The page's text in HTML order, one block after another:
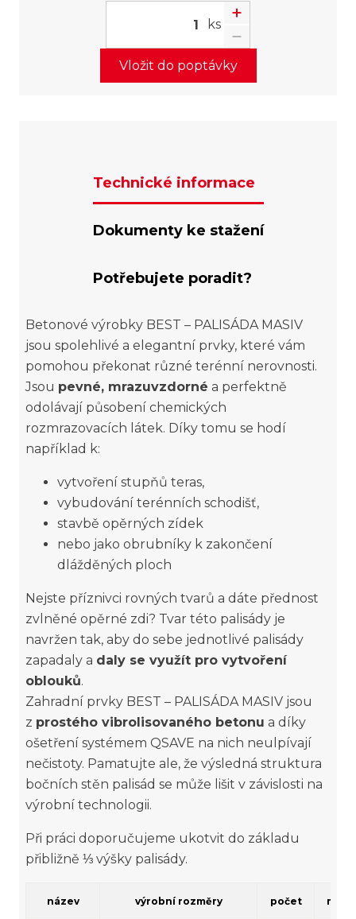
ks
Vložit do poptávky
Technické informace
Dokumenty ke stažení
Potřebujete poradit?
Betonové výrobky BEST – PALISÁDA MASIV
jsou spolehlivé a elegantní prvky, které vám
pomohou překonat různé terénní nerovnosti.
Jsou pevné, mrazuvzdorné a perfektně
odolávají působení chemických
rozmrazovacích látek. Díky tomu se hodí
například k:
vytvoření stupňů teras,
vybudování terénních schodišť,
stavbě opěrných zídek
nebo jako obrubníky k zakončení
dlážděných ploch
Nejste příznivci rovných tvarů a dáte přednost
zvlněné opěrné zdi? Tvar této palisády je
navržen tak, aby do sebe jednotlivé palisády
zapadaly a daly se využít pro vytvoření
oblouků.
Zahradní prvky BEST – PALISÁDA MASIV jsou
z prostého vibrolisovaného betonu a díky
ošetření systémem QSAVE na nich neulpívají
nečistoty. Pamatujte ale, že výsledná struktura
bočních stěn palisád se může lišit v závislosti na
výrobní technologii.
Při práci doporučujeme ukotvit do základu
přibližně ⅓ výšky palisády.
název výrobní rozměry počet